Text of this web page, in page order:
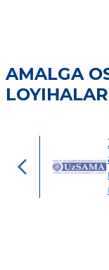
AMALGA
LOYIHALAR